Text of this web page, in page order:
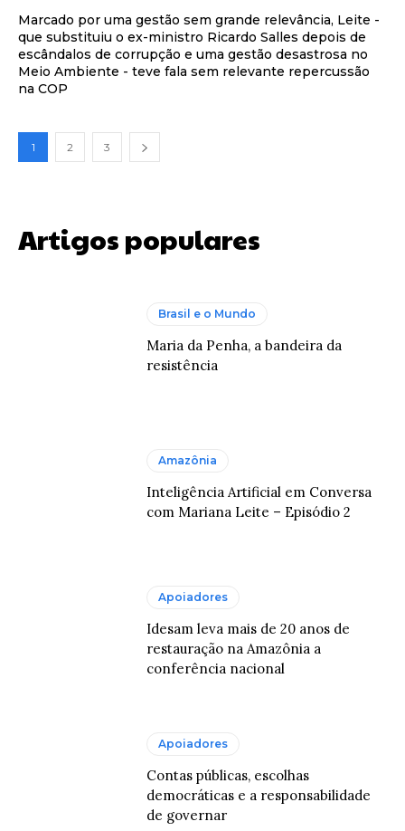
Marcado por uma gestão sem grande relevância, Leite -
que substituiu o ex-ministro Ricardo Salles depois de
escândalos de corrupção e uma gestão desastrosa no
Meio Ambiente - teve fala sem relevante repercussão
na COP
1 2 3
Artigos populares
Brasil e o Mundo
Maria da Penha, a bandeira da
resistência
Amazônia
Inteligência Artificial em Conversa
com Mariana Leite – Episódio 2
Apoiadores
Idesam leva mais de 20 anos de
restauração na Amazônia a
conferência nacional
Apoiadores
Contas públicas, escolhas
democráticas e a responsabilidade
de governar